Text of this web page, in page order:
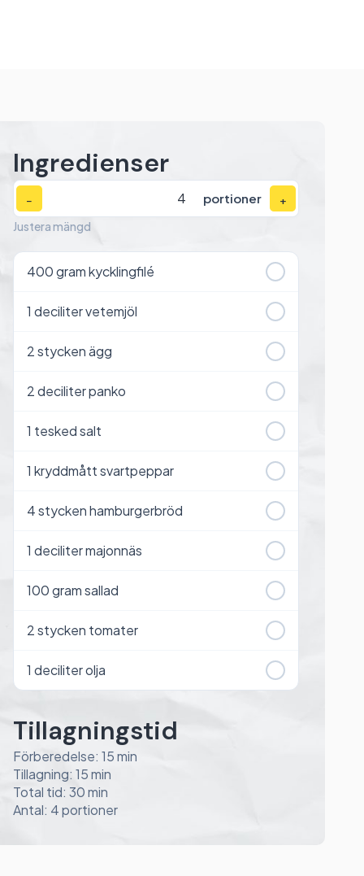
Ingredienser
− portioner
+
Justera mängd
400gram kycklingfilé
1 deciliter vetemjöl
2stycken ägg
2deciliter panko
1 tesked salt
1 kryddmått svartpeppar
4stycken hamburgerbröd
1 deciliter majonnäs
100gram sallad
2stycken tomater
1 deciliter olja
Tillagningstid
Förberedelse: 15 min
Tillagning: 15 min
Total tid: 30 min
Antal: 4 portioner